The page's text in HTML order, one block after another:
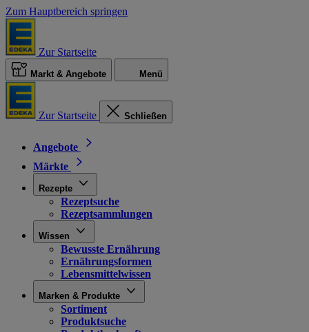
Zum Hauptbereich springen
Zur Startseite
Markt & Angebote Menü
Zur Startseite Schließen
Angebote
Märkte
Rezepte
Rezeptsuche
Rezeptsammlungen
Wissen
Bewusste Ernährung
Ernährungsformen
Lebensmittelwissen
Marken & Produkte
Sortiment
Produktsuche